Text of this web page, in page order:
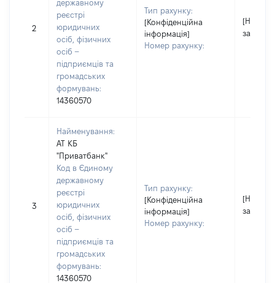
2
державному
реєстрі
юридичних
осіб, фізичних
осіб –
підприємців та
громадських
формувань:
14360570
Тип рахунку:
[Конфіденційна
інформація]
Номер рахунку:
[Не
3
Найменування:
АТ КБ
"Приватбанк"
Код в Єдиному
державному
реєстрі
юридичних
осіб, фізичних
осіб –
підприємців та
громадських
формувань:
14360570
Тип рахунку:
[Конфіденційна
інформація]
Номер рахунку:
[Не